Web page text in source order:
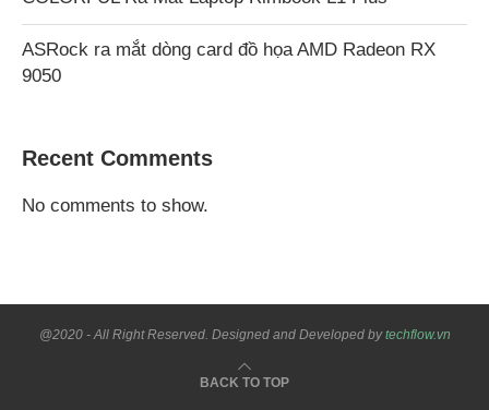
ASRock ra mắt dòng card đồ họa AMD Radeon RX
9050
Recent Comments
No comments to show.
@2020 - All Right Reserved. Designed and Developed bytechflow.vn
BACK TO TOP